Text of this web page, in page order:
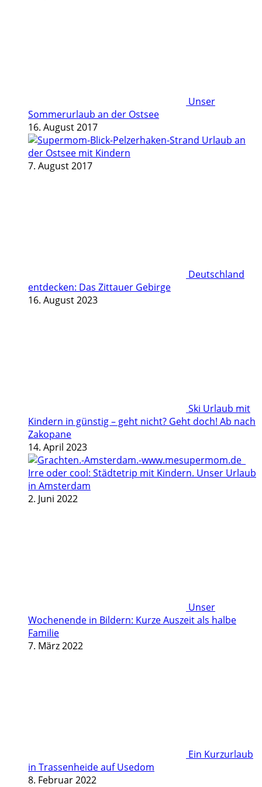
Unser
Sommerurlaub an der Ostsee
16. August 2017
Urlaub an
der Ostsee mit Kindern
7. August 2017
Deutschland
entdecken: Das Zittauer Gebirge
16. August 2023
Ski Urlaub mit
Kindern in günstig – geht nicht? Geht doch! Ab nach
Zakopane
14. April 2023
Irre oder cool: Städtetrip mit Kindern. Unser Urlaub
in Amsterdam
2. Juni 2022
Unser
Wochenende in Bildern: Kurze Auszeit als halbe
Familie
7. März 2022
Ein Kurzurlaub
in Trassenheide auf Usedom
8. Februar 2022